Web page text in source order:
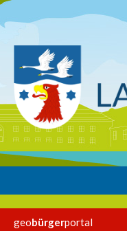
geobürgerportal